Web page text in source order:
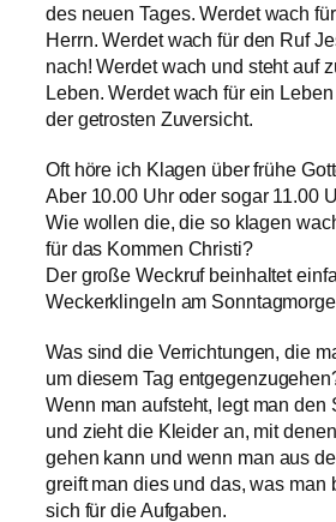
des neuen Tages. Werdet wach
Herrn. Werdet wach für den Ruf
nach! Werdet wach und steht auf
Leben. Werdet wach für ein
der getrosten Zuversicht.
Oft höre ich Klagen über frühe
Aber 10.00 Uhr oder sogar 11.00
Wie wollen die, die so klagen
für das Kommen Christi?
Der große Weckruf beinhaltet
Weckerklingeln am
Was sind die Verrichtungen, die
um diesem Tag
Wenn man aufsteht, legt man den
und zieht die Kleider an, mit
gehen kann und wenn man aus
greift man dies und das, was man
sich für die Aufgaben.